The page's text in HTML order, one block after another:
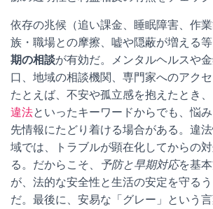
依存の兆候（追い課金、睡眠障害、作
族・職場との摩擦、嘘や隠蔽が増える等
期の相談が有効だ。メンタルヘルスや
口、地域の相談機関、専門家へのアクセ
たとえば、不安や孤立感を抱えたとき、
違法といったキーワードからでも、悩
先情報にたどり着ける場合がある。違
域では、トラブルが顕在化してからの
る。だからこそ、
予防と早期対応を基
が、法的な安全性と生活の安定を守る
だ。最後に、安易な「グレー」という